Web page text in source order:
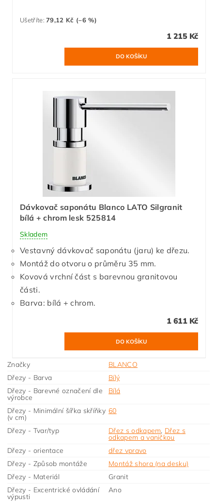
Ušetříte:79,12 Kč (–6 %)
1 215 Kč
Dávkovač saponátu Blanco LATO Silgranit
bílá + chrom lesk 525814
Skladem
Vestavný dávkovač saponátu (jaru) ke dřezu.
Montáž do otvoru o průměru 35 mm.
Kovová vrchní část s barevnou granitovou
části.
Barva: bílá + chrom.
1 611 Kč
Značky
BLANCO
Dřezy - Barva
Bílý
Dřezy - Barevné označení dle
výrobce
Bílá
Dřezy - Minimální šířka skříňky
(v cm)
60
Dřezy - Tvar/typ Dřez s odkapem, Dřez s
odkapem a vaničkou
Dřezy - orientace
dřez vpravo
Dřezy - Způsob montáže
Montáž shora (na desku)
Dřezy - Materiál
Granit
Dřezy - Excentrické ovládání
výpusti
Ano